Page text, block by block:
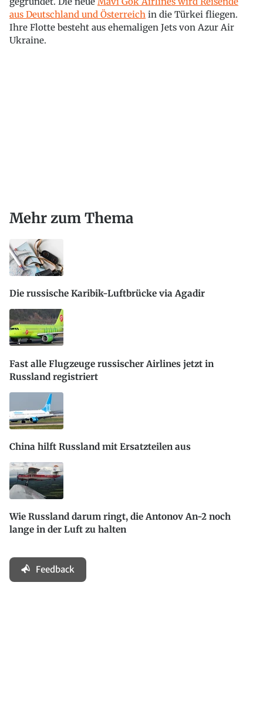
aus Deutschland und Österreich in die Türkei fliegen.
Ihre Flotte besteht aus ehemaligen Jets von Azur Air
Ukraine.
Mehr zum Thema
Die russische Karibik-Luftbrücke via Agadir
Fast alle Flugzeuge russischer Airlines jetzt in
Russland registriert
China hilft Russland mit Ersatzteilen aus
Wie Russland darum ringt, die Antonov An-2 noch
lange in der Luft zu halten
Feedback